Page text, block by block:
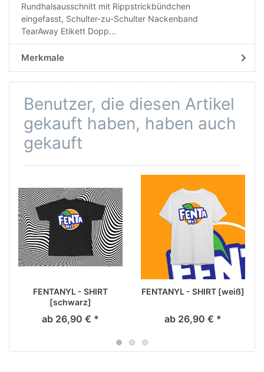
Rundhalsausschnitt mit Rippstrickbündchen
eingefasst, Schulter-zu-Schulter Nackenband
TearAway Etikett Dopp...
Merkmale
Benutzer, die diesen Artikel
gekauft haben, haben auch
gekauft
FENTANYL - SHIRT
[schwarz]
ab 26,90 € *
FENTANYL - SHIRT [weiß]
ab 26,90 € *